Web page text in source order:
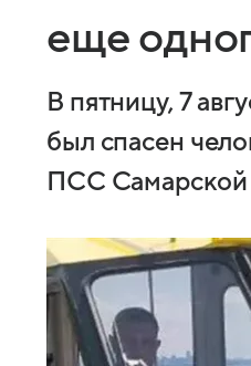
еще
В пятницу, 7
был спасен
ПСС Самарской